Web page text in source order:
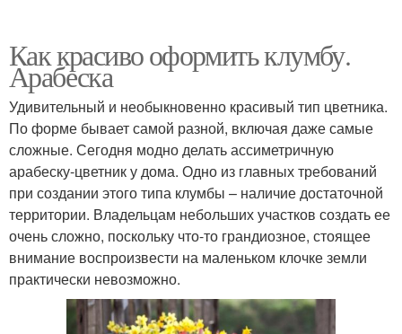
Как красиво оформить клумбу.
Арабеска
Удивительный и необыкновенно красивый тип цветника.
По форме бывает самой разной, включая даже самые
сложные. Сегодня модно делать ассиметричную
арабеску-цветник у дома. Одно из главных требований
при создании этого типа клумбы – наличие достаточной
территории. Владельцам небольших участков создать ее
очень сложно, поскольку что-то грандиозное, стоящее
внимание воспроизвести на маленьком клочке земли
практически невозможно.